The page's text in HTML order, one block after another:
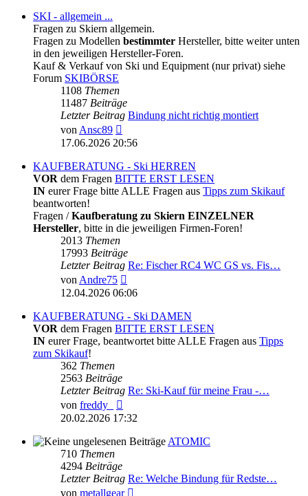
SKI - allgemein ...
Fragen zu Skiern allgemein.
Fragen zu Modellen bestimmter Hersteller, bitte weiter unten
in den jeweiligen Hersteller-Foren.
Kauf & Verkauf von Ski und Equipment (nur privat) siehe
Forum SKIBÖRSE
1108 Themen
11487 Beiträge
Letzter Beitrag Bindung nicht richtig montiert
von Ansc89
Beitrag
17.06.2026 20:56
KAUFBERATUNG - Ski HERREN
VOR dem Fragen BITTE ERST LESEN
IN eurer Frage bitte ALLE Fragen aus Tipps zum Skikauf
beantworten!
Fragen /Kaufberatung zu Skiern EINZELNER
Hersteller, bitte in die jeweiligen Firmen-Foren!
2013 Themen
17993 Beiträge
Letzter Beitrag Re: Fischer RC4 WC GS vs. Fis…
von Andre75
Beitrag
12.04.2026 06:06
KAUFBERATUNG - Ski DAMEN
VOR dem Fragen BITTE ERST LESEN
IN eurer Frage, beantwortet bitte ALLE Fragen aus Tipps
zum Skikauf!
362 Themen
2563 Beiträge
Letzter Beitrag Re: Ski-Kauf für meine Frau -…
von freddy_
Beitrag
20.02.2026 17:32
ATOMIC
710 Themen
4294 Beiträge
Letzter Beitrag Re: Welche Bindung für Redste…
von metallgear